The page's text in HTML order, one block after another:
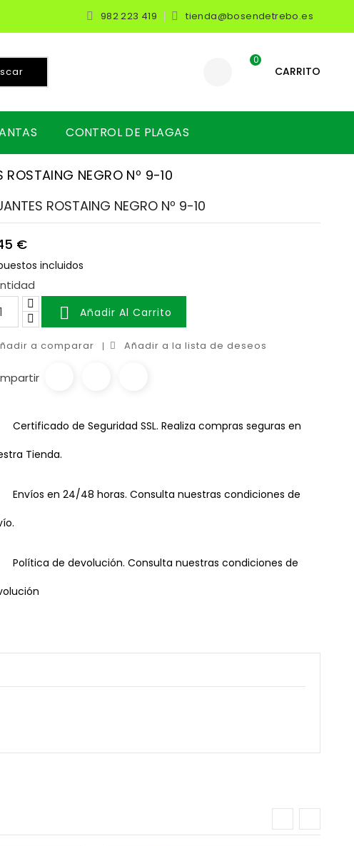
 982 223 419  tienda@bosendetrebo.es
CARRITO
0
CONTROL DE PLAGAS
ROSTAING NEGRO Nº 9-10
ROSTAING NEGRO Nº 9-10
€
incluidos
 Añadir Al Carrito
a comparar Añadir a la lista de deseos
Certificado de Seguridad SSL. Realiza compras seguras en
Tienda.
Envíos en 24/48 horas. Consulta nuestras condiciones de
Política de devolución. Consulta nuestras condiciones de